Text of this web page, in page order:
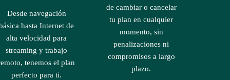
Desde navegación
hasta Internet de
alta velocidad para
streaming y trabajo
tenemos el plan
perfecto para ti.
de cambiar o cancelar
tu plan en cualquier
momento, sin
penalizaciones ni
compromisos a largo
plazo.